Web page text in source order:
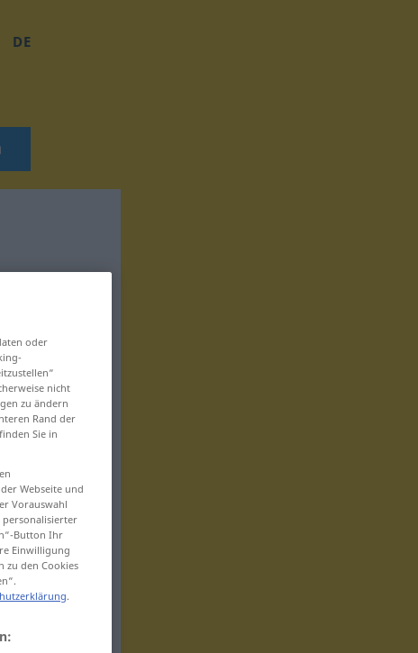
DE
oder
nicht
zu ändern
Rand der
Sie in
Webseite und
Vorauswahl
personalisierter
Button Ihr
Einwilligung
zu den Cookies
.